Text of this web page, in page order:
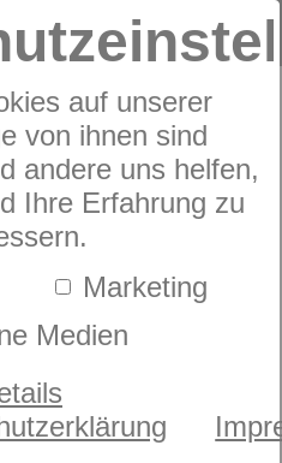
auf unserer
von ihnen sind
andere uns helfen,
Ihre Erfahrung zu
Marketing
Medien
Vision